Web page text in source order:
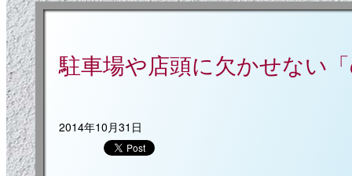
駐車場や店頭に欠かせない
2014年10月31日